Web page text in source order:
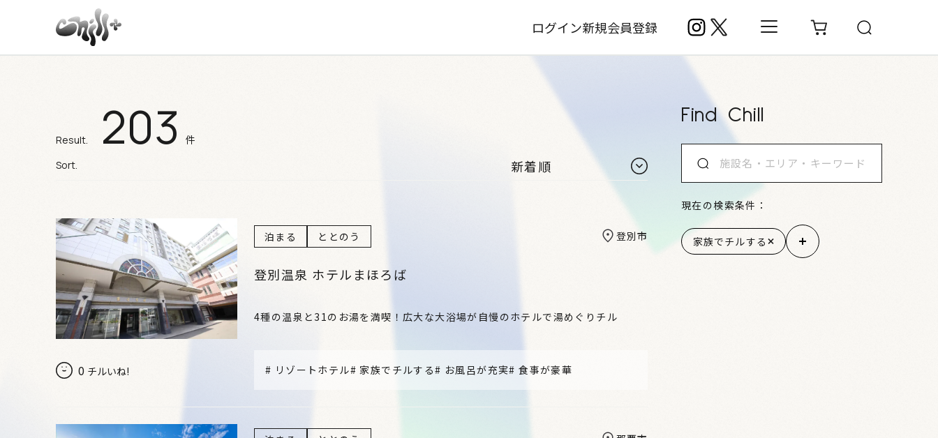
ログイン新規会員登録
施設検索結果
Result. 203 件
Sort.
泊まる ととのう 登別市
登別温泉 ホテルまほろば
0 チルいね!
4種の温泉と31のお湯を満喫！広大な大浴場が自慢のホテルで湯めぐりチル
# リゾートホテル#家族でチルする# お風呂が充実#食事が豪華
Find Chill
現在の検索条件：
家族でチルする